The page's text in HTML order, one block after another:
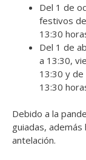
Del 1 de
festivos
13:30
Del 1 de
a 13:30,
13:30 y
13:30
Debido a la
guiadas, además
antelación.